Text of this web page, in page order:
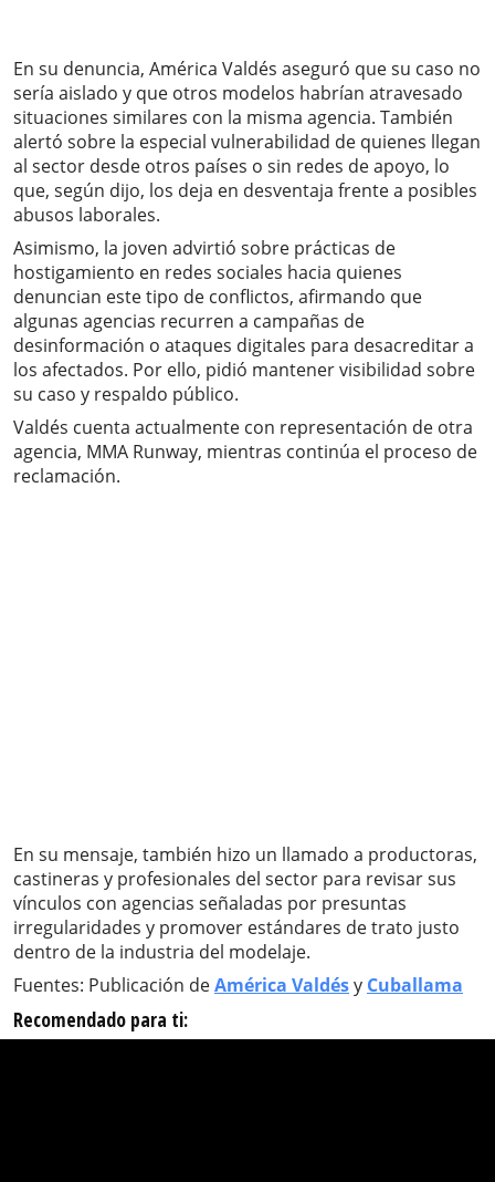
En su denuncia, América Valdés aseguró que su caso no
sería aislado y que otros modelos habrían atravesado
situaciones similares con la misma agencia. También
alertó sobre la especial vulnerabilidad de quienes llegan
al sector desde otros países o sin redes de apoyo, lo
que, según dijo, los deja en desventaja frente a posibles
abusos laborales.
Asimismo, la joven advirtió sobre prácticas de
hostigamiento en redes sociales hacia quienes
denuncian este tipo de conflictos, afirmando que
algunas agencias recurren a campañas de
desinformación o ataques digitales para desacreditar a
los afectados. Por ello, pidió mantener visibilidad sobre
su caso y respaldo público.
Valdés cuenta actualmente con representación de otra
agencia, MMA Runway, mientras continúa el proceso de
reclamación.
En su mensaje, también hizo un llamado a productoras,
castineras y profesionales del sector para revisar sus
vínculos con agencias señaladas por presuntas
irregularidades y promover estándares de trato justo
dentro de la industria del modelaje.
Fuentes: Publicación deAmérica Valdésy Cuballama
Recomendado para ti: